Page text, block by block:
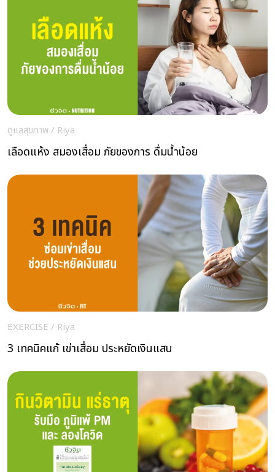
ดูแลสุขภาพ/ Riya
เลือดแห้ง สมองเสื่อม ภัยของการ ดื่มน้ำน้อย
EXERCISE / Riya
3 เทคนิคแก้ เข่าเสื่อม ประหยัดเงินแสน